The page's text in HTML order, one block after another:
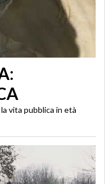
vita pubblica in età